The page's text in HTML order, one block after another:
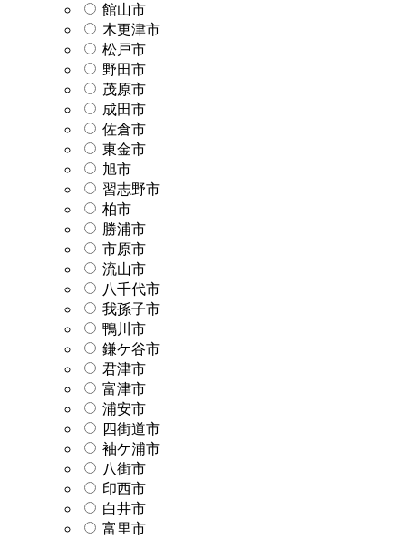
館山市
木更津市
松戸市
野田市
茂原市
成田市
佐倉市
東金市
旭市
習志野市
柏市
勝浦市
市原市
流山市
八千代市
我孫子市
鴨川市
鎌ケ谷市
君津市
富津市
浦安市
四街道市
袖ケ浦市
八街市
印西市
白井市
富里市